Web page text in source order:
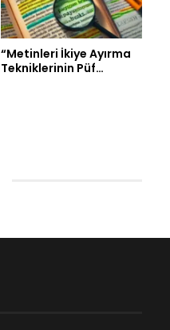
“Metinleri İkiye Ayırma
Tekniklerinin Püf…